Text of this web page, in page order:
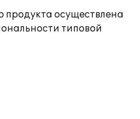
осуществлена
типовой